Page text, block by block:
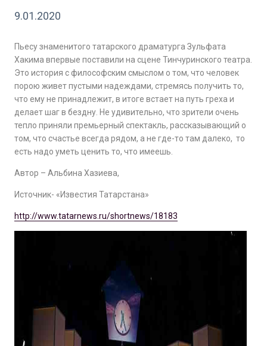
9.01.2020
Пьесу знаменитого татарского драматурга Зульфата
Хакима впервые поставили на сцене Тинчуринского театра.
Это история с философским смыслом о том, что человек
порою живет пустыми надеждами, стремясь получить то,
что ему не принадлежит, в итоге встает на путь греха и
делает шаг в бездну. Не удивительно, что зрители очень
тепло приняли премьерный спектакль, рассказывающий о
том, что счастье всегда рядом, а не где-то там далеко, то
есть надо уметь ценить то, что имеешь.
Автор – Альбина Хазиева,
Источник- «Известия Татарстана»
http://www.tatarnews.ru/shortnews/18183